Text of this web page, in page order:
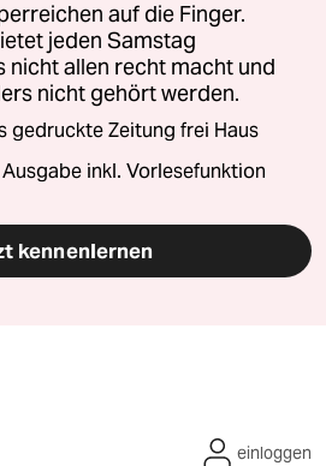
auf die Finger.
jeden Samstag
nicht allen recht macht und
nicht gehört werden.
gedruckte Zeitung frei Haus
inkl. Vorlesefunktion
kennenlernen
einloggen